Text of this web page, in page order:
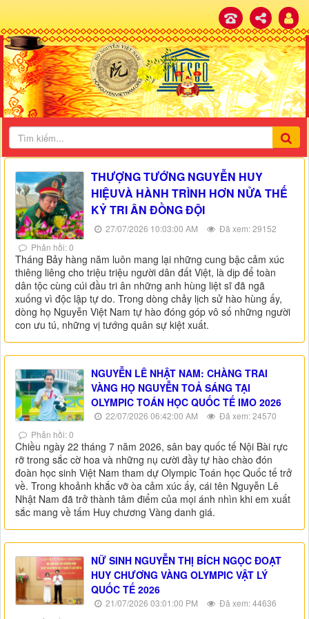
THƯỢNG TƯỚNG NGUYỄN HUY
HIỆUVÀ HÀNH TRÌNH HƠN NỬA THẾ
KỶ TRI ÂN ĐỒNG ĐỘI
27/07/2026 10:03:00 AM
Đã xem: 29152
Phản hồi: 0
Tháng Bảy hàng năm luôn mang lại những cung bậc cảm xúc
thiêng liêng cho triệu triệu người dân đất Việt, là dịp để toàn
dân tộc cùng cúi đầu tri ân những anh hùng liệt sĩ đã ngã
xuống vì độc lập tự do. Trong dòng chảy lịch sử hào hùng ấy,
dòng họ Nguyễn Việt Nam tự hào đóng góp vô số những người
con ưu tú, những vị tướng quân sự kiệt xuất.
NGUYỄN LÊ NHẬT NAM: CHÀNG TRAI
VÀNG HỌ NGUYỄN TOẢ SÁNG TẠI
OLYMPIC TOÁN HỌC QUỐC TẾ IMO 2026
22/07/2026 06:42:00 AM
Đã xem: 24570
Phản hồi: 0
Chiều ngày 22 tháng 7 năm 2026, sân bay quốc tế Nội Bài rực
rỡ trong sắc cờ hoa và những nụ cười đầy tự hào chào đón
đoàn học sinh Việt Nam tham dự Olympic Toán học Quốc tế trở
về. Trong khoảnh khắc vỡ òa cảm xúc ấy, cái tên Nguyễn Lê
Nhật Nam đã trở thành tâm điểm của mọi ánh nhìn khi em xuất
sắc mang về tấm Huy chương Vàng danh giá.
NỮ SINH NGUYỄN THỊ BÍCH NGỌC ĐOẠT
HUY CHƯƠNG VÀNG OLYMPIC VẬT LÝ
QUỐC TẾ 2026
21/07/2026 03:01:00 PM
Đã xem: 44636